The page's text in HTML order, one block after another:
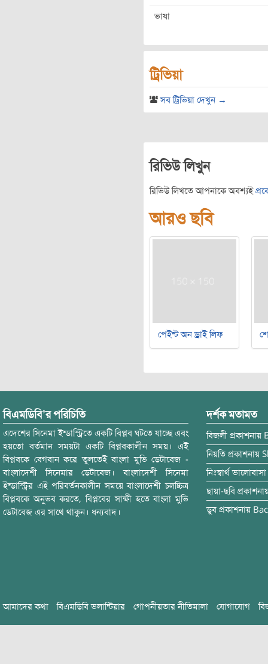
ভাষা
ট্রিভিয়া
সব ট্রিভিয়া দেখুন →
রিভিউ লিখুন
রিভিউ লিখতে আপনাকে অবশ্যই
আরও ছবি
পেইন্ট অন ড্রাই লিফ
বিএমডিবি’র পরিচিতি
এদেশের সিনেমা ইন্ডাস্ট্রিতে একটি বিপ্লব ঘটতে যাচ্ছে এবং
হয়তো বর্তমান সময়টা একটি বিপ্লবকালীন সময়। এই
বিপ্লবকে বেগবান করে তুলতেই বাংলা মুভি ডেটাবেজ -
বাংলাদেশী সিনেমার ডেটাবেজ। বাংলাদেশী সিনেমা
ইন্ডাস্ট্রির এই পরিবর্তনকালীন সময়ে বাংলাদেশী চলচ্চিত্র
বিপ্লবকে অনুভব করতে, বিপ্লবের সাক্ষী হতে বাংলা মুভি
ডেটাবেজ এর সাথে থাকুন। ধন্যবাদ।
দর্শক মতামত
বিজলী প্রকাশনায়
নিয়তি প্রকাশনায়
নিঃস্বার্থ ভালোবাসা
ছায়া-ছবি
ডুব প্রকাশনায়
আমাদের কথা বিএমডিবি ভলান্টিয়ার গোপনীয়তার নীতিমালা যোগাযোগ